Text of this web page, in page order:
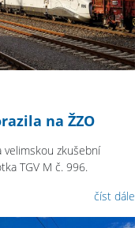
na ŽZO
velimskou zkušební
TGV M č. 996.
číst dále